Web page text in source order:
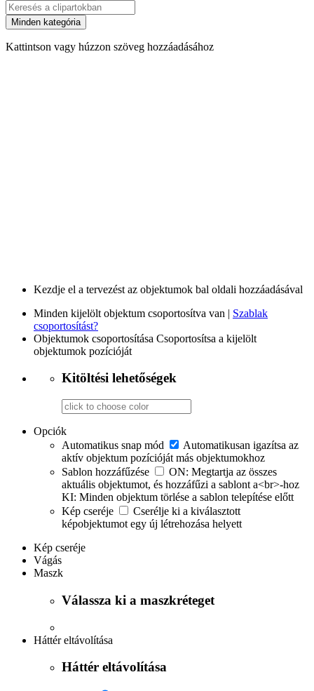
Minden kategória
Kattintson vagy húzzon szöveg hozzáadásához
Kezdje el a tervezést az objektumok bal oldali hozzáadásával
Minden kijelölt objektum csoportosítva van | Szablak
csoportosítást?
Objektumok csoportosítása Csoportosítsa a kijelölt
objektumok pozícióját
Kitöltési lehetőségek
Opciók
Automatikus snap mód
Automatikusan igazítsa az
aktív objektum pozícióját más objektumokhoz
Sablon hozzáfűzése
ON: Megtartja az összes
aktuális objektumot, és hozzáfűzi a sablont a<br>-hoz
KI: Minden objektum törlése a sablon telepítése előtt
Kép cseréje
Cserélje ki a kiválasztott
képobjektumot egy új létrehozása helyett
Kép cseréje
Vágás
Maszk
Válassza ki a maszkréteget
Háttér eltávolítása
Háttér eltávolítása